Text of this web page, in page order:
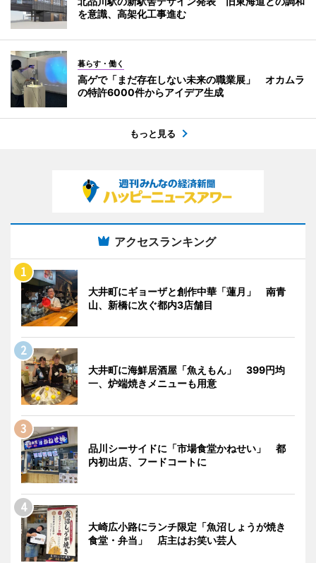
を意識、高架化工事進む
暮らす・働く
高ゲで「まだ存在しない未来の職業展」 オカムラ
の特許6000件からアイデア生成
もっと見る
アクセスランキング
大井町にギョーザと創作中華「蓮月」 南青
山、新橋に次ぐ都内3店舗目
大井町に海鮮居酒屋「魚えもん」 399円均
一、炉端焼きメニューも用意
品川シーサイドに「市場食堂かねせい」 都
内初出店、フードコートに
大崎広小路にランチ限定「魚沼しょうが焼き
食堂・弁当」 店主はお笑い芸人